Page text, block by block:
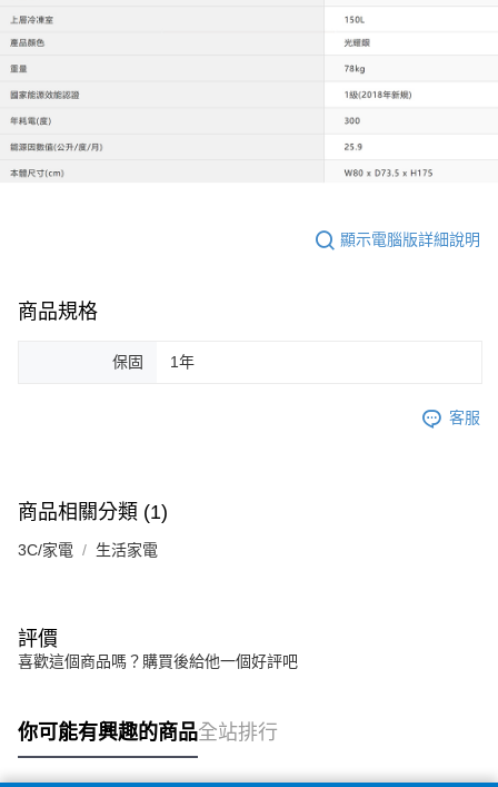
顯示電腦版詳細說明
商品規格
保固 1年
客服
商品相關分類 (1)
3C/家電 生活家電
評價
喜歡這個商品嗎？購買後給他一個好評吧
你可能有興趣的商品全站排行